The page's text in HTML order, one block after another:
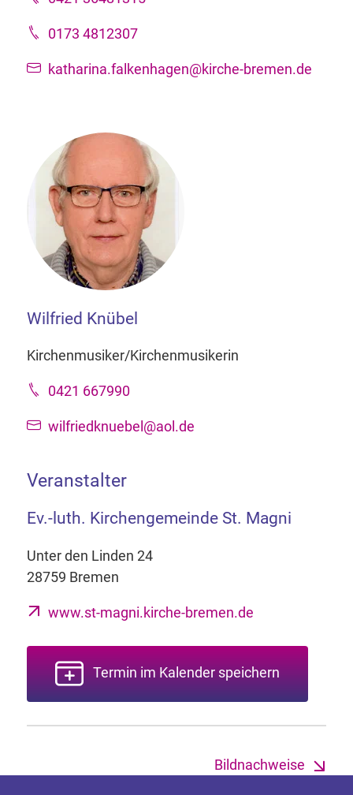
0173 4812307
katharina.falkenhagen@kirche-bremen.de
Wilfried Knübel
Kirchenmusiker/Kirchenmusikerin
0421 667990
wilfriedknuebel@aol.de
Veranstalter
Ev.-luth. Kirchengemeinde St. Magni
Unter den Linden 24
28759 Bremen
www.st-magni.kirche-bremen.de
Termin im Kalender speichern
Bildnachweise